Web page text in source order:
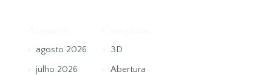
agosto 2026
julho 2026
3D
Abertura